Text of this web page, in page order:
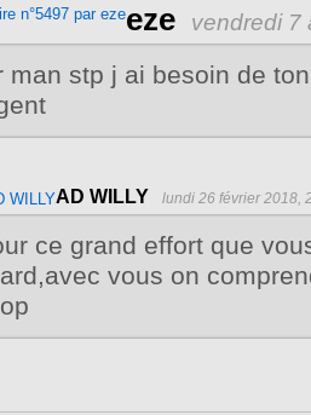
eze vendredi 7
man stp j ai besoin de
AD WILLY lundi 26 février 2018,
ce grand effort que
vous on